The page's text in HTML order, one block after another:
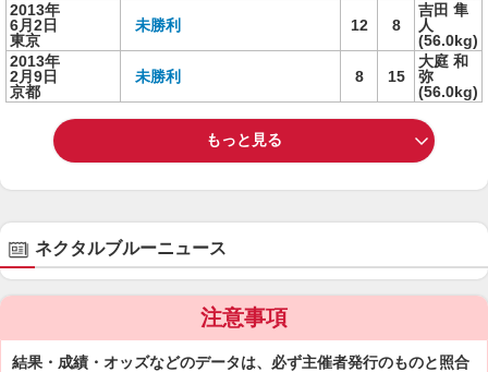
2013年
6月2日
東京
未勝利 12 8
吉田 隼
人
(56.0kg)
2013年
2月9日
京都
未勝利 8 15
大庭 和
弥
(56.0kg)
もっと見る
ネクタルブルーニュース
注意事項
結果・成績・オッズなどのデータは、必ず主催者発行のものと照合